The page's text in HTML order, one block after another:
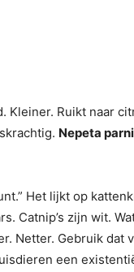
Kleiner. Ruikt naar
Nepeta
Het lijkt op
Catnip’s zijn wit.
Netter. Gebruik dat
een